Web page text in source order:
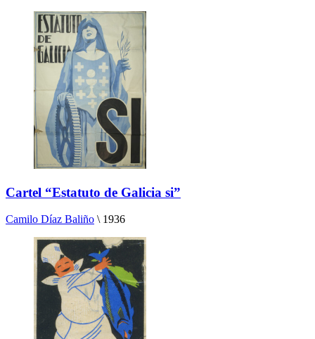
Cartel “Estatuto de Galicia si”
Camilo Díaz Baliño \ 1936